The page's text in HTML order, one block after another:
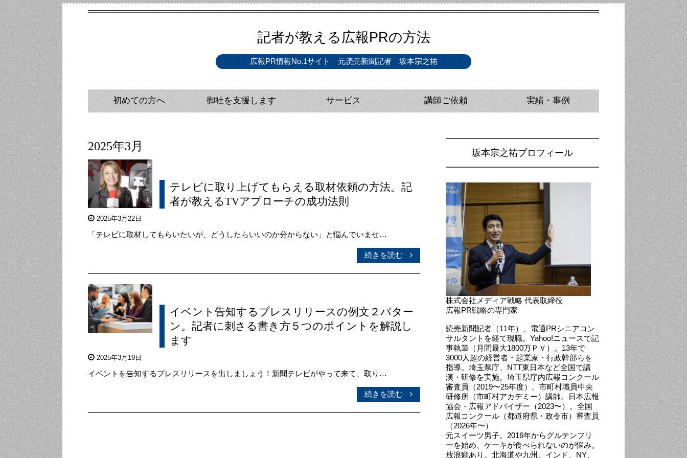
記者が教える広報PRの方法
広報PR情報No.1サイト 元読売新聞記者 坂本宗之祐
初めての方へ 御社を支援します サービス 講師ご依頼 実績・事例
2025年3月
テレビに取り上げてもらえる取材依頼の方法。記
者が教えるTVアプローチの成功法則
2025年3月22日
「テレビに取材してもらいたいが、どうしたらいいのか分からない」と悩んでいませ…
続きを読む
イベント告知するプレスリリースの例文２パター
ン。記者に刺さる書き方５つのポイントを解説し
ます
2025年3月19日
イベントを告知するプレスリリースを出しましょう！新聞テレビがやって来て、取り…
続きを読む
坂本宗之祐プロフィール
株式会社メディア戦略 代表取締役
広報PR戦略の専門家
読売新聞記者（11年）、電通PRシニアコン
サルタントを経て現職。Yahoo!ニュースで記
事執筆（月間最大1800万ＰＶ）。13年で
3000人超の経営者・起業家・行政幹部らを
指導。埼玉県庁、NTT東日本など全国で講
演・研修を実施。埼玉県庁内広報コンクール
審査員（2019〜25年度）。市町村職員中央
研修所（市町村アカデミー）講師。日本広報
協会・広報アドバイザー（2023〜）。全国
広報コンクール（都道府県・政令市）審査員
（2026年〜）
元スイーツ男子。2016年からグルテンフリ
ーを始め、ケーキが食べられないのが悩み。
放浪癖あり。北海道や九州、インド、NY、